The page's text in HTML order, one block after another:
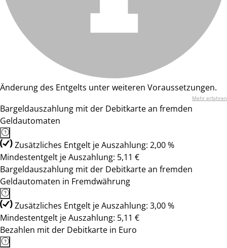
Änderung des Entgelts unter weiteren Voraussetzungen.
Mehr erfahren
Bargeldauszahlung mit der Debitkarte an fremden
Geldautomaten
Zusätzliches Entgelt je Auszahlung: 2,00 %
Mindestentgelt je Auszahlung: 5,11 €
Bargeldauszahlung mit der Debitkarte an fremden
Geldautomaten in Fremdwährung
Zusätzliches Entgelt je Auszahlung: 3,00 %
Mindestentgelt je Auszahlung: 5,11 €
Bezahlen mit der Debitkarte in Euro